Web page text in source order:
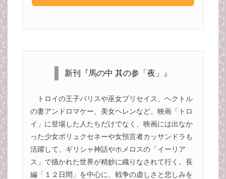
新刊『馬の中 其の参「夜」』
トロイの王子パリスや巫女ブリセイス、ヘクトル
の妻アンドロマケー、美女ヘレンなど、映画「トロ
イ」に登場した人たちだけでなく、映画には出なか
った少女ポリュクセネーや女預言者カッサンドラも
活躍して、ギリシャ神話やホメロスの「イーリア
ス」で描かれた世界が精妙に織りなされて行く。長
編「１２日間」を中心に、戦争の虚しさと悲しみを